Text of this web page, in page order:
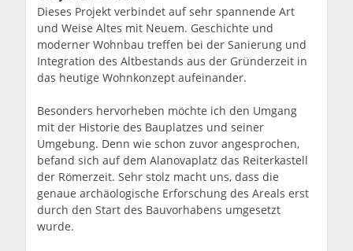
Dieses Projekt verbindet auf sehr spannende Art
und Weise Altes mit Neuem. Geschichte und
moderner Wohnbau treffen bei der Sanierung und
Integration des Altbestands aus der Gründerzeit in
das heutige Wohnkonzept aufeinander.
Besonders hervorheben möchte ich den Umgang
mit der Historie des Bauplatzes und seiner
Umgebung. Denn wie schon zuvor angesprochen,
befand sich auf dem Alanovaplatz das Reiterkastell
der Römerzeit. Sehr stolz macht uns, dass die
genaue archäologische Erforschung des Areals erst
durch den Start des Bauvorhabens umgesetzt
wurde.